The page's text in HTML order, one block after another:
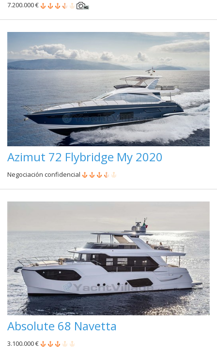
7.200.000 €
Azimut 72 Flybridge My 2020
Negociación confidencial
Absolute 68 Navetta
3.100.000 €